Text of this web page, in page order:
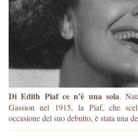
Di Edith Piaf ce n’è una sola.
Gassion nel 1915, la Piaf, che
occasione del suo debutto, è stata una